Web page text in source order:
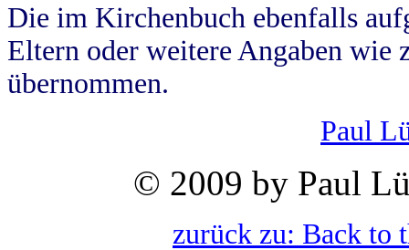
Die im Kirchenbuch ebenfalls
Eltern oder weitere Angaben wie
übernommen.
Paul
© 2009 by Paul
zurück zu: Back to